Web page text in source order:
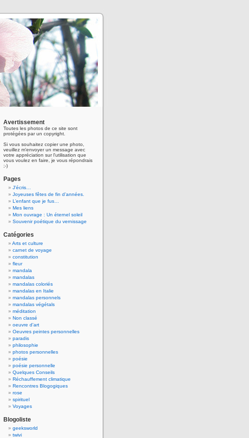
Avertissement
Toutes les photos de ce site sont
protégées par un copyright.
Si vous souhaitez copier une photo,
veuillez m'envoyer un message avec
votre appréciation sur l'utilisation que
vous voulez en faire, je vous répondrais
;-)
Pages
J’écris…
Joyeuses fêtes de fin d’années.
L’enfant que je fus…
Mes liens
Mon ouvrage : Un éternel soleil
Souvenir poétique du vernissage
Catégories
Arts et culture
carnet de voyage
constitution
fleur
mandala
mandalas
mandalas coloriés
mandalas en Italie
mandalas personnels
mandalas végétals
méditation
Non classé
oeuvre d'art
Oeuvres peintes personnelles
paradis
philosophie
photos personnelles
poésie
poésie personnelle
Quelques Conseils
Réchauffement climatique
Rencontres Blogogiques
rose
spirituel
Voyages
Blogoliste
geeksworld
twivi